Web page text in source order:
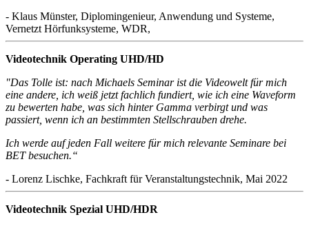
- Klaus Münster, Diplomingenieur, Anwendung und Systeme,
Vernetzt Hörfunksysteme, WDR,
Videotechnik Operating UHD/HD
"Das Tolle ist: nach Michaels Seminar ist die Videowelt für mich
eine andere, ich weiß jetzt fachlich fundiert, wie ich eine Waveform
zu bewerten habe, was sich hinter Gamma verbirgt und was
passiert, wenn ich an bestimmten Stellschrauben drehe.
Ich werde auf jeden Fall weitere für mich relevante Seminare bei
BET besuchen.“
- Lorenz Lischke, Fachkraft für Veranstaltungstechnik, Mai 2022
Videotechnik Spezial UHD/HDR